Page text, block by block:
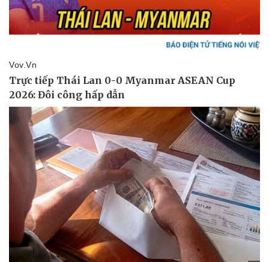
Thể thao
Bóng đá
Lịch thi đấu bóng đá
Thế giới thể thao
Ô tô - Xe máy
Ô tô
Xe máy